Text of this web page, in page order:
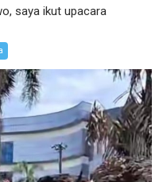
saya ikut upacara